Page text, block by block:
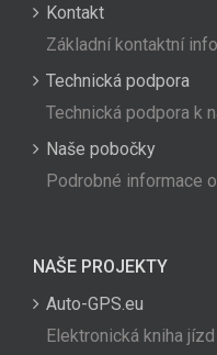
Kontakt
Základní kontaktní
Technická podpora
Technická podpora k
Naše pobočky
Podrobné informace
NAŠE PROJEKTY
Auto-GPS.eu
Elektronická kniha jízd